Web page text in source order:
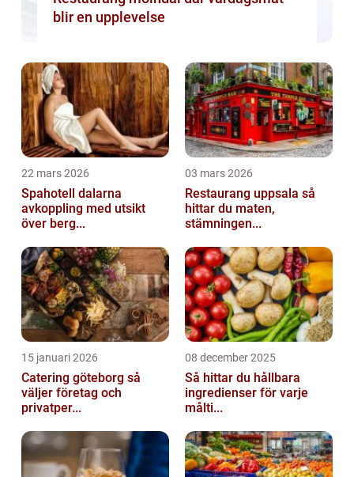
blir en upplevelse
22 mars 2026
Spahotell dalarna
avkoppling med utsikt
över berg...
03 mars 2026
Restaurang uppsala så
hittar du maten,
stämningen...
15 januari 2026
Catering göteborg så
väljer företag och
privatper...
08 december 2025
Så hittar du hållbara
ingredienser för varje
målti...